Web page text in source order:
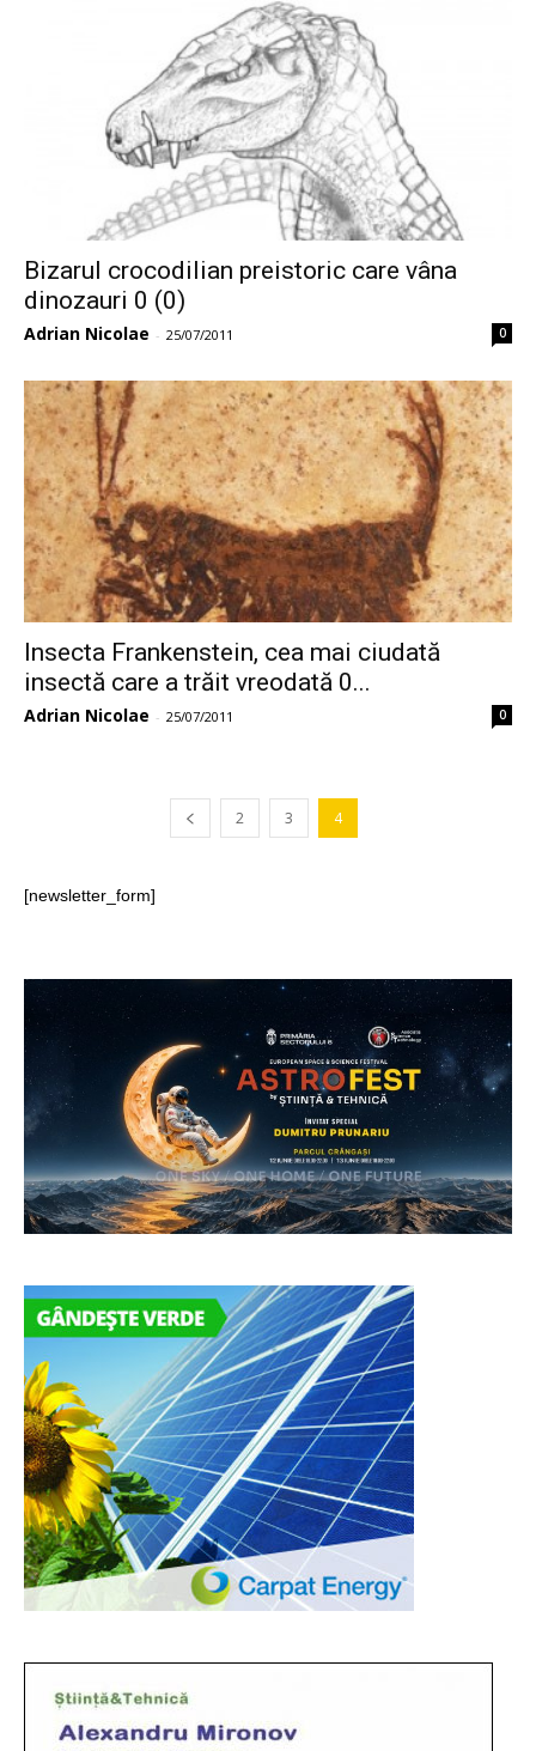
Bizarul crocodilian preistoric care vâna
dinozauri 0 (0)
Adrian Nicolae - 25/07/2011 0
Insecta Frankenstein, cea mai ciudată
insectă care a trăit vreodată 0...
Adrian Nicolae - 25/07/2011 0
2 3 4
[newsletter_form]